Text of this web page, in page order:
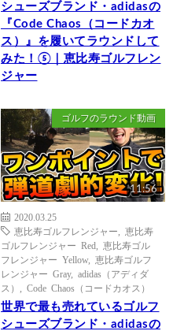
シューズブランド・adidasの
『Code Chaos（コードカオ
ス）』を履いてラウンドして
みた！⑤｜恵比寿ゴルフレン
ジャー
ゴルフのラウンド動画
11:56
2020.03.25
恵比寿ゴルフレンジャー
恵比寿
ゴルフレンジャー Red
恵比寿ゴル
フレンジャー Yellow, 恵比寿ゴルフ
レンジャー Gray, adidas（アディダ
ス）
Code Chaos（コードカオス）
世界で最も売れているゴルフ
シューズブランド・adidasの